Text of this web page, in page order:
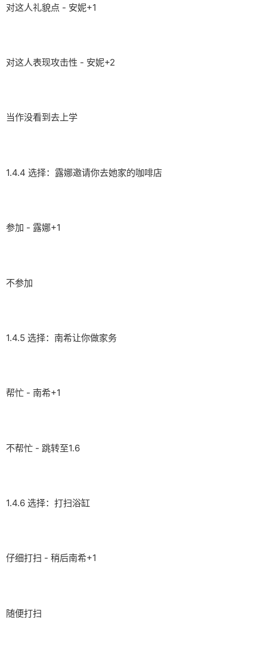
对这人礼貌点 - 安妮+1
对这人表现攻击性 - 安妮+2
当作没看到去上学
1.4.4 选择：露娜邀请你去她家的咖啡店
参加 - 露娜+1
不参加
1.4.5 选择：南希让你做家务
帮忙 - 南希+1
不帮忙 - 跳转至1.6
1.4.6 选择：打扫浴缸
仔细打扫 - 稍后南希+1
随便打扫